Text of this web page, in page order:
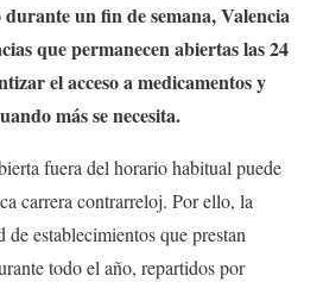
un fin de semana, Valencia
que permanecen abiertas las 24
el acceso a medicamentos y
más se necesita.
fuera del horario habitual puede
carrera contrarreloj. Por ello, la
establecimientos que prestan
todo el año, repartidos por